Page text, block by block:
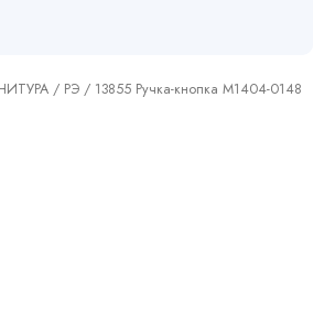
/ РЭ / 13855 Ручка-кнопка М1404-0148